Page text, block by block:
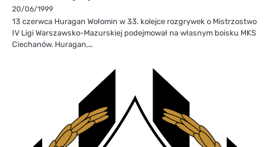
20/06/1999
13 czerwca Huragan Wołomin w 33. kolejce rozgrywek o Mistrzostwo
IV Ligi Warszawsko-Mazurskiej podejmował na własnym boisku MKS
Ciechanów. Huragan,…